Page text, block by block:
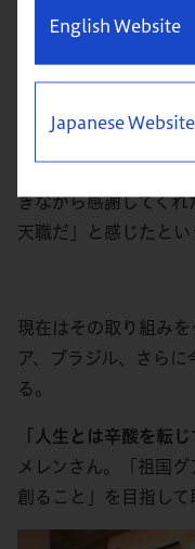
English Website
Japanese Website
Coffee Pulperを発明
メレンさんの取り組
きながら感謝してく
天職だ」と感じたとい
現在はその取り組み
ア、ブラジル、さら
る。
「人生とは辛酸を転
メレンさん。「祖国
創ること」を目指して